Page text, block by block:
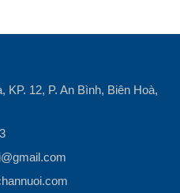
KP. 12, P. An Bình, Biên Hoà,